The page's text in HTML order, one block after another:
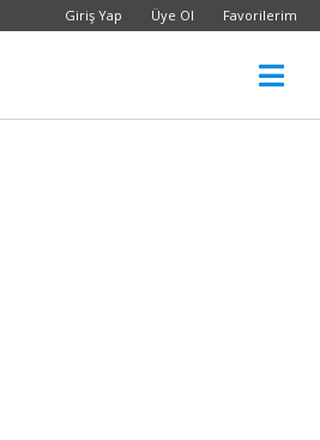
Giriş Yap Üye Ol Favorilerim